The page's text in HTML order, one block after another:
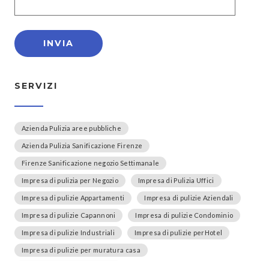
SERVIZI
Azienda Pulizia aree pubbliche
Azienda Pulizia Sanificazione Firenze
Firenze Sanificazione negozio Settimanale
Impresa di pulizia per Negozio Impresa di Pulizia Uffici
Impresa di pulizie Appartamenti Impresa di pulizie Aziendali
Impresa di pulizie Capannoni Impresa di pulizie Condominio
Impresa di pulizie Industriali Impresa di pulizie perHotel
Impresa di pulizie per muratura casa